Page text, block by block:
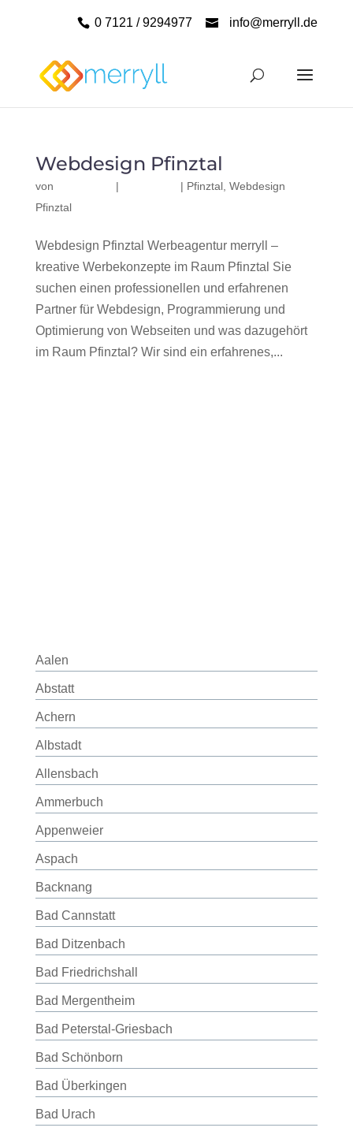
0 7121 / 9294977 info@merryll.de
Webdesign Pfinztal
von | | Pfinztal, Webdesign
Pfinztal
Webdesign Pfinztal Werbeagentur merryll –
kreative Werbekonzepte im Raum Pfinztal Sie
suchen einen professionellen und erfahrenen
Partner für Webdesign, Programmierung und
Optimierung von Webseiten und was dazugehört
im Raum Pfinztal? Wir sind ein erfahrenes,...
Aalen
Abstatt
Achern
Albstadt
Allensbach
Ammerbuch
Appenweier
Aspach
Backnang
Bad Cannstatt
Bad Ditzenbach
Bad Friedrichshall
Bad Mergentheim
Bad Peterstal-Griesbach
Bad Schönborn
Bad Überkingen
Bad Urach